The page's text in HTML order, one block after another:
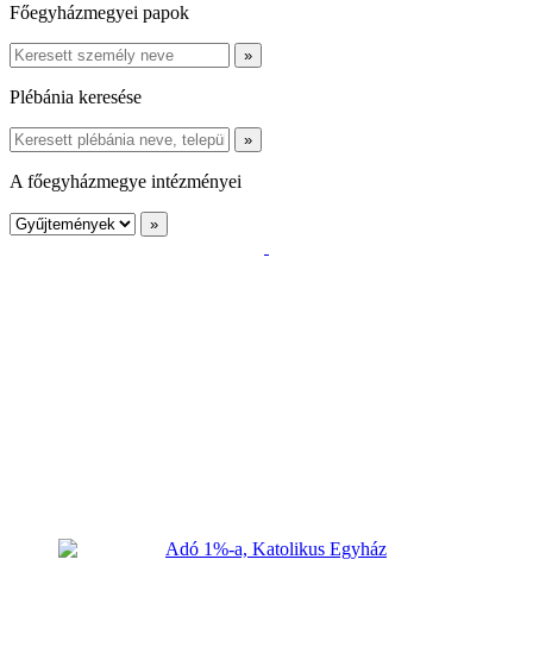
Főegyházmegyei papok
Plébánia keresése
A főegyházmegye intézményei